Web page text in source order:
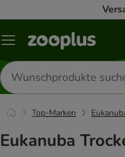
Menü
Produkte
suchen
Top-Marken
Eukanuba